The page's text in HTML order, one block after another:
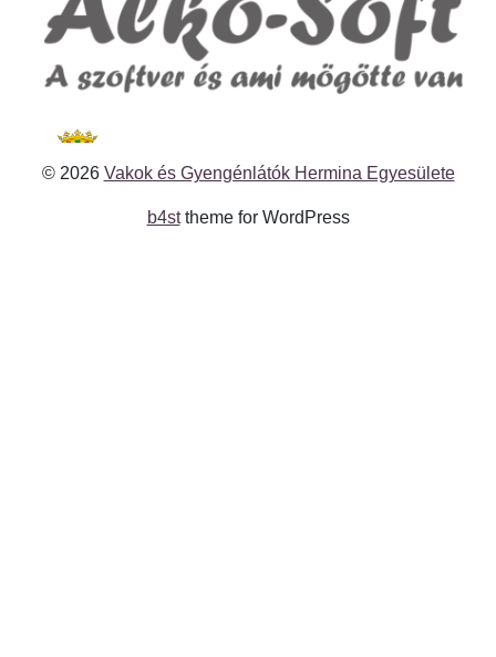
© 2026 Vakok és Gyengénlátók Hermina Egyesülete
b4sttheme for WordPress